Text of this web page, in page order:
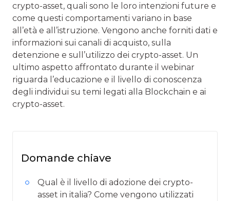
crypto-asset, quali sono le loro intenzioni future e
come questi comportamenti variano in base
all’età e all’istruzione. Vengono anche forniti dati e
informazioni sui canali di acquisto, sulla
detenzione e sull’utilizzo dei crypto-asset. Un
ultimo aspetto affrontato durante il webinar
riguarda l’educazione e il livello di conoscenza
degli individui su temi legati alla Blockchain e ai
crypto-asset.
Domande chiave
Qual è il livello di adozione dei crypto-
asset in italia? Come vengono utilizzati